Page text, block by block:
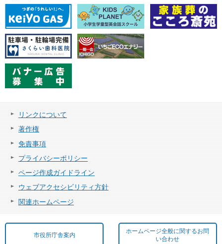
リンクについて
著作権
免責事項
プライバシーポリシー
ページ作成ガイドライン
ウェブアクセシビリティ方針
関連ホームページ
市役所庁舎案内
ホームページ全般に関するお問
い合わせ